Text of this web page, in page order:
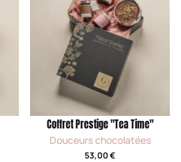
Coffret Prestige "Tea Time"
Douceurs chocolatées
53,00 €